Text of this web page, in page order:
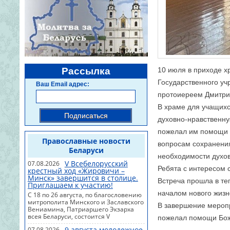
Рассылка
Ваш Email адрес:
Подписаться
Православные новости
Беларуси
07.08.2026 V Всебелорусский
крестный ход «Жировичи –
Минск» завершится в столице.
Приглашаем к участию!
С 18 по 26 августа, по благословению
митрополита Минского и Заславского
Вениамина, Патриаршего Экзарха
всея Беларуси, состоится V
Всебелорусский крестный ход
10 июля в приходе
Государственного
протоиереем
В храме для
духовно-
пожелал им помощи
вопросам
необходимости
Ребята с
Встреча прошла в
началом нового
В завершение
пожелал помощи